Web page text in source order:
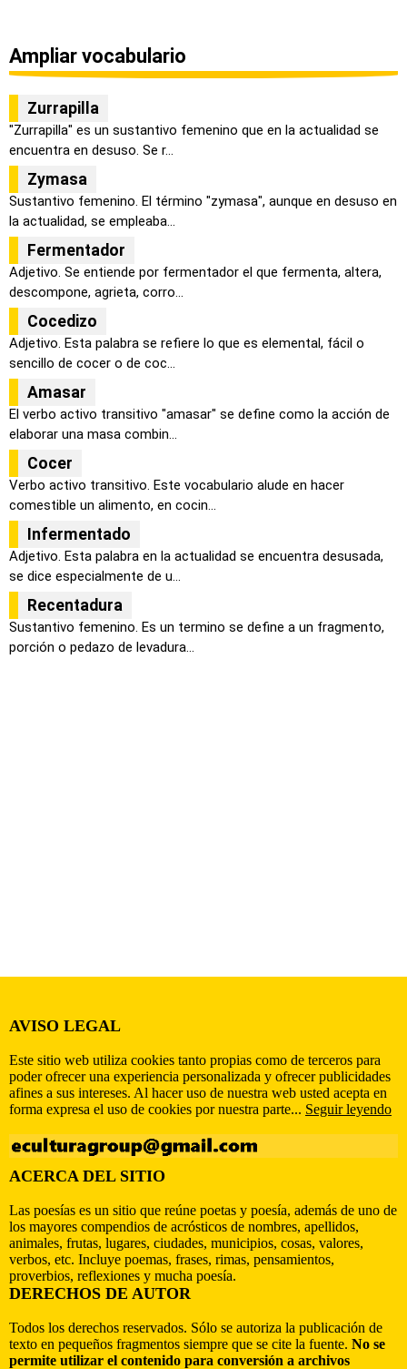
Ampliar vocabulario
Zurrapilla
"Zurrapilla" es un sustantivo femenino que en la actualidad se
encuentra en desuso. Se r...
Zymasa
Sustantivo femenino. El término "zymasa", aunque en desuso en
la actualidad, se empleaba...
Fermentador
Adjetivo. Se entiende por fermentador el que fermenta, altera,
descompone, agrieta, corro...
Cocedizo
Adjetivo. Esta palabra se refiere lo que es elemental, fácil o
sencillo de cocer o de coc...
Amasar
El verbo activo transitivo "amasar" se define como la acción de
elaborar una masa combin...
Cocer
Verbo activo transitivo. Este vocabulario alude en hacer
comestible un alimento, en cocin...
Infermentado
Adjetivo. Esta palabra en la actualidad se encuentra desusada,
se dice especialmente de u...
Recentadura
Sustantivo femenino. Es un termino se define a un fragmento,
porción o pedazo de levadura...
AVISO LEGAL
Este sitio web utiliza cookies tanto propias como de terceros para
poder ofrecer una experiencia personalizada y ofrecer publicidades
afines a sus intereses. Al hacer uso de nuestra web usted acepta en
forma expresa el uso de cookies por nuestra parte... Seguir leyendo
ACERCA DEL SITIO
Las poesías es un sitio que reúne poetas y poesía, además de uno de
los mayores compendios de acrósticos de nombres, apellidos,
animales, frutas, lugares, ciudades, municipios, cosas, valores,
verbos, etc. Incluye poemas, frases, rimas, pensamientos,
proverbios, reflexiones y mucha poesía.
DERECHOS DE AUTOR
Todos los derechos reservados. Sólo se autoriza la publicación de
texto en pequeños fragmentos siempre que se cite la fuente. No se
permite utilizar el contenido para conversión a archivos